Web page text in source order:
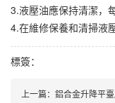
3.液壓油應保持清潔，
4.在維修保養和清掃液
標簽：
上一篇： 鋁合金升降平